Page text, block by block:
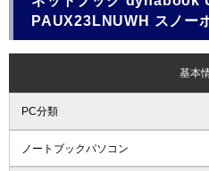
PAUX23LNUWH スノー
基本
PC分類
ノートブックパソコン